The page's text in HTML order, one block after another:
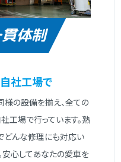
体制
社⼯場で
様の設備を揃え、全ての
⼯場で⾏っています。熟
どんな修理にも対応い
安⼼してあなたの愛⾞を